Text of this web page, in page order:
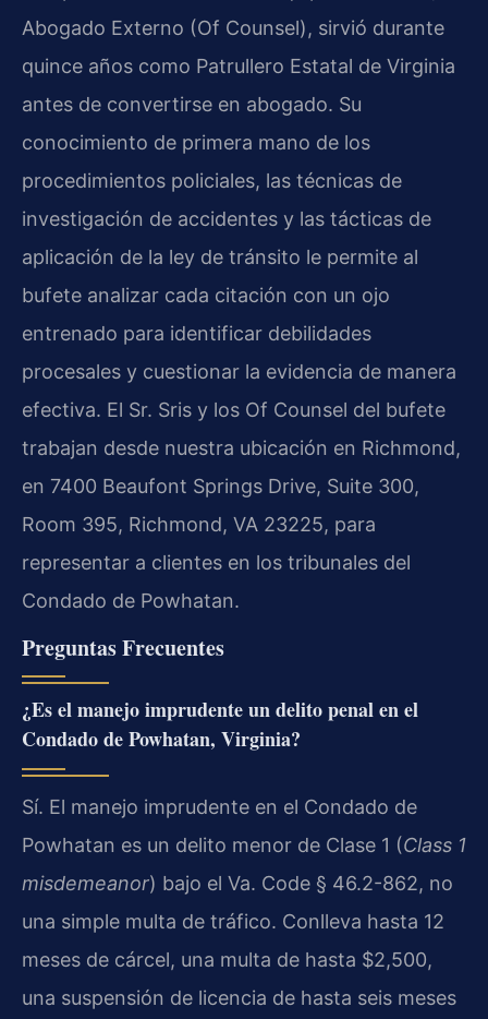
Abogado Externo (Of Counsel), sirvió durante
quince años como Patrullero Estatal de Virginia
antes de convertirse en abogado. Su
conocimiento de primera mano de los
procedimientos policiales, las técnicas de
investigación de accidentes y las tácticas de
aplicación de la ley de tránsito le permite al
bufete analizar cada citación con un ojo
entrenado para identificar debilidades
procesales y cuestionar la evidencia de manera
efectiva. El Sr. Sris y los Of Counsel del bufete
trabajan desde nuestra ubicación en Richmond,
en 7400 Beaufont Springs Drive, Suite 300,
Room 395, Richmond, VA 23225, para
representar a clientes en los tribunales del
Condado de Powhatan.
Preguntas Frecuentes
¿Es el manejo imprudente un delito penal en el
Condado de Powhatan, Virginia?
Sí. El manejo imprudente en el Condado de
Powhatan es un delito menor de Clase 1 (Class 1
misdemeanor) bajo el Va. Code § 46.2-862, no
una simple multa de tráfico. Conlleva hasta 12
meses de cárcel, una multa de hasta $2,500,
una suspensión de licencia de hasta seis meses